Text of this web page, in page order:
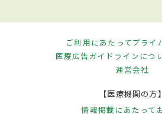
ご利用にあたってプライ
医療広告ガイドラインにつ
運営会社
【医療機関の方】
情報掲載にあたって